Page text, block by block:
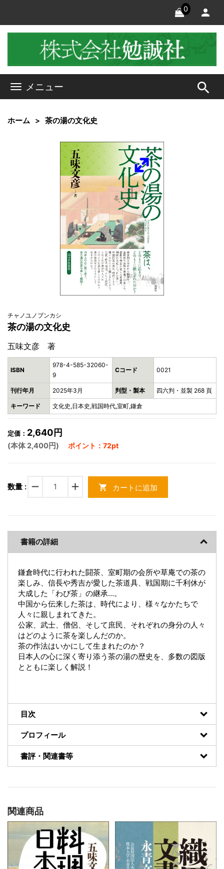
0
メニュー search
ホーム 茶の湯の文化史
チャノユノブンカシ
茶の湯の文化史
五味文彦 著
ISBN
978-4-585-32060-
9
Cコード 0021
刊行年月 2025年3月 判型・製本 四六判・並製 268 頁
キーワード 文化史,日本史,戦国時代,室町,鎌倉
定価： 2,640円
(本体 2,400円) ポイント：72pt
数量 : remove add shopping_cart カートに追加
書籍の詳細
鎌倉時代に行われた闘茶、室町期の会所や草庵での茶の
楽しみ、信長や秀吉が愛した茶道具、戦国期に千利休が
大成した「わび茶」の継承…。
中国から伝来した茶は、時代により、様々なかたちで
人々に親しまれてきた。
公家、武士、僧侶、そして庶民、それぞれの身分の人々
はどのように茶を楽しんだのか。
茶の作法はいかにして生まれたのか？
日本人の心に深く寄り添う茶の湯の歴史を、多数の図版
とともに楽しく解説！
目次
プロフィール
書評・関連書等
関連商品